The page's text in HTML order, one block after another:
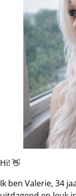
Hi! 👋
Ik ben Valerie, 34